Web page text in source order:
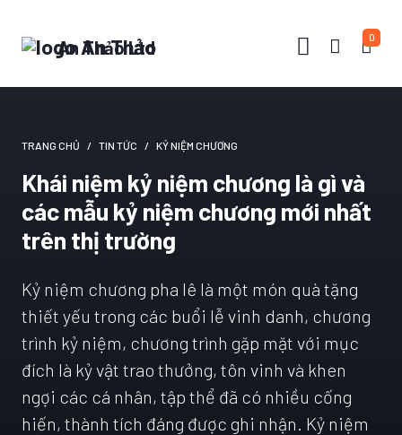
An Thảo Ltd 0
TRANG CHỦ TIN TỨC KỶ NIỆM CHƯƠNG
Khái niệm kỷ niệm chương là gì và
các mẫu kỷ niệm chương mới nhất
trên thị trường
Kỷ niệm chương pha lê là một món quà tặng
thiết yếu trong các buổi lễ vinh danh, chương
trình kỷ niệm, chương trình gặp mặt với mục
đích là kỷ vật trao thưởng, tôn vinh và khen
ngợi các cá nhân, tập thể đã có nhiều cống
hiến, thành tích đáng được ghi nhận. Kỷ niệm